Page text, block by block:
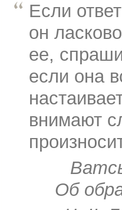
Если
он
ее,
если она
внимают
Об